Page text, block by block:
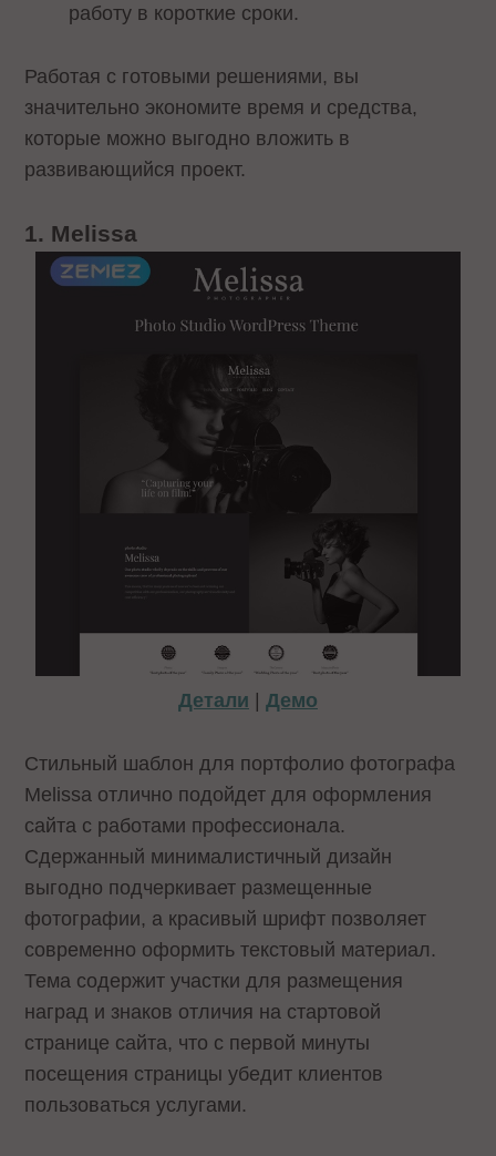
работу в короткие сроки.
Работая с готовыми решениями, вы
значительно экономите время и средства,
которые можно выгодно вложить в
развивающийся проект.
1. Melissa
Детали Демо
Стильный шаблон для портфолио фотографа
Melissa отлично подойдет для оформления
сайта с работами профессионала.
Сдержанный минималистичный дизайн
выгодно подчеркивает размещенные
фотографии, а красивый шрифт позволяет
современно оформить текстовый материал.
Тема содержит участки для размещения
наград и знаков отличия на стартовой
странице сайта, что с первой минуты
посещения страницы убедит клиентов
пользоваться услугами.